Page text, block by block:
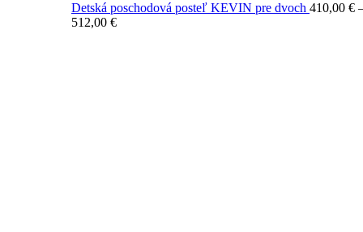
Detská poschodová posteľ KEVIN pre dvoch 410,00 €
512,00 €Price